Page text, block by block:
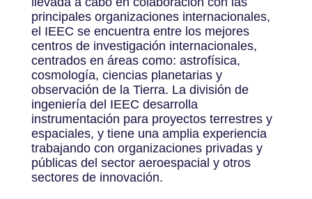
principales organizaciones internacionales,
el IEEC se encuentra entre los mejores
centros de investigación internacionales,
centrados en áreas como: astrofísica,
cosmología, ciencias planetarias y
observación de la Tierra. La división de
ingeniería del IEEC desarrolla
instrumentación para proyectos terrestres y
espaciales, y tiene una amplia experiencia
trabajando con organizaciones privadas y
públicas del sector aeroespacial y otros
sectores de innovación.